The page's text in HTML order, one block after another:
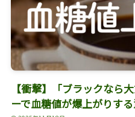
【衝撃】「ブラックなら
ーで血糖値が爆上がりす